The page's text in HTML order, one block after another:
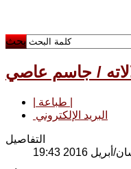
بحث
/ جاسم عاصي
البريد الإلكتروني
التفاصيل